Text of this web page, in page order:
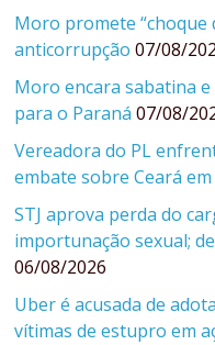
Moro promete “choque
anticorrupção 07/08/
Moro encara sabatina
para o Paraná 07/08/
Vereadora do PL
embate sobre Ceará
STJ aprova perda do
importunação sexual;
06/08/2026
Uber é acusada de
vítimas de estupro em